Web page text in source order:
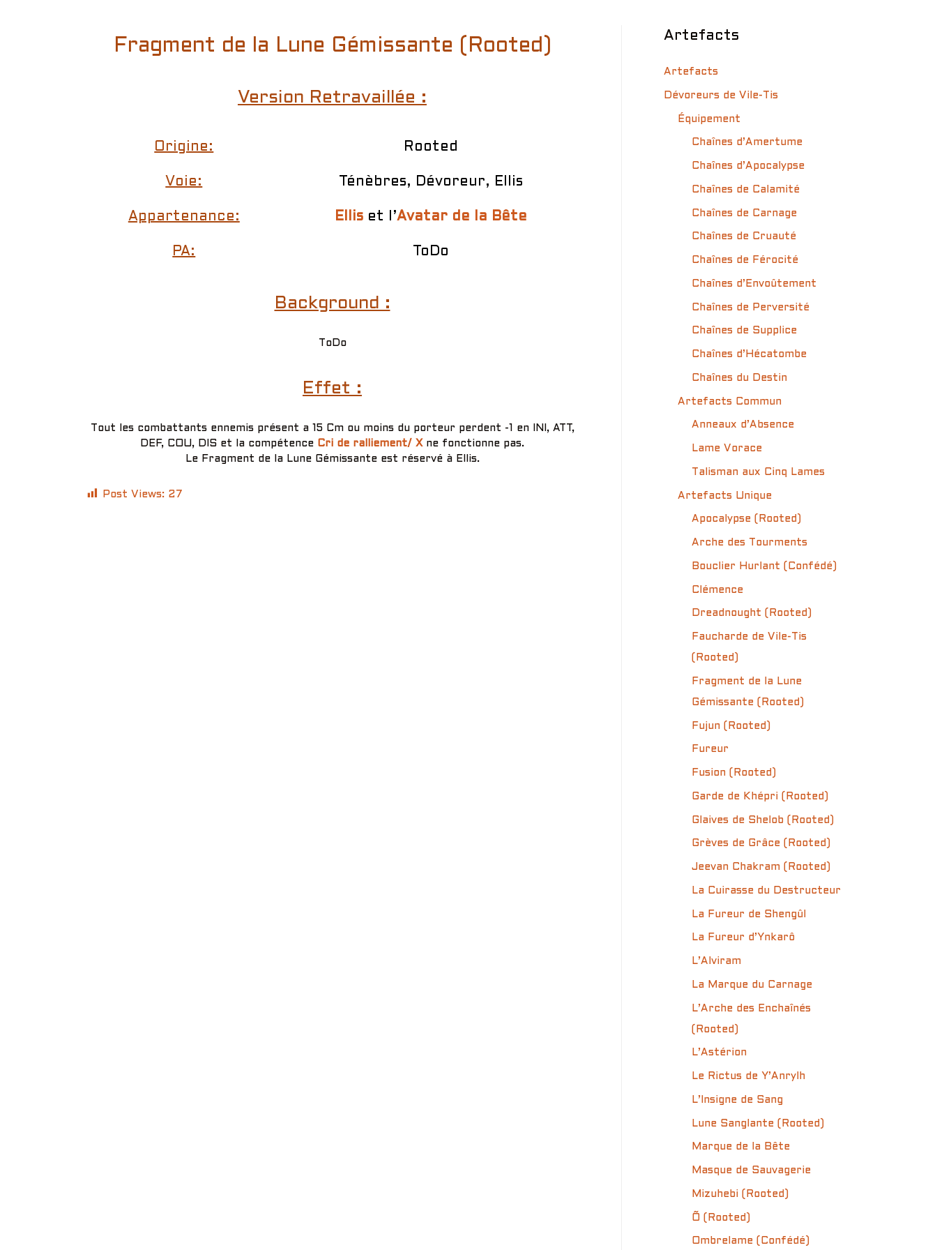
Fragment de la Lune Gémissante (Rooted)
Version Retravaillée :
Origine:
Voie:
Appartenance:
PA:
Rooted
Ténèbres, Dévoreur, Ellis
Ellis et l’Avatar de la Bête
ToDo
Background :
ToDo
Effet :
Tout les combattants ennemis présent a 15 Cm ou moins du porteur perdent -1 en INI, ATT,
DEF, COU, DIS et la compétence Cri de ralliement/ Xne fonctionne pas.
Le Fragment de la Lune Gémissante est réservé à Ellis.
Post Views: 27
Artefacts
Artefacts
Dévoreurs de Vile-Tis
Équipement
Chaînes d’Amertume
Chaînes d’Apocalypse
Chaînes de Calamité
Chaînes de Carnage
Chaînes de Cruauté
Chaînes de Férocité
Chaînes d’Envoûtement
Chaînes de Perversité
Chaînes de Supplice
Chaînes d’Hécatombe
Chaînes du Destin
Artefacts Commun
Anneaux d’Absence
Lame Vorace
Talisman aux Cinq Lames
Artefacts Unique
Apocalypse (Rooted)
Arche des Tourments
Bouclier Hurlant (Confédé)
Clémence
Dreadnought (Rooted)
Faucharde de Vile-Tis
(Rooted)
Fragment de la Lune
Gémissante (Rooted)
Fujun (Rooted)
Fureur
Fusion (Rooted)
Garde de Khépri (Rooted)
Glaives de Shelob (Rooted)
Grèves de Grâce (Rooted)
Jeevan Chakram (Rooted)
La Cuirasse du Destructeur
La Fureur de Shengûl
La Fureur d’Ynkarô
L’Alviram
La Marque du Carnage
L’Arche des Enchaînés
(Rooted)
L’Astérion
Le Rictus de Y’Anrylh
L’Insigne de Sang
Lune Sanglante (Rooted)
Marque de la Bête
Masque de Sauvagerie
Mizuhebi (Rooted)
Õ (Rooted)
Ombrelame (Confédé)